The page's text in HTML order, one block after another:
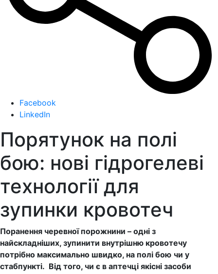
Facebook
LinkedIn
Порятунок на полі
бою: нові гідрогелеві
технології для
зупинки кровотеч
Поранення черевної порожнини – одні з
найскладніших, зупинити внутрішню кровотечу
потрібно максимально швидко, на полі бою чи у
стабпункті. Від того, чи є в аптечці якісні засоби